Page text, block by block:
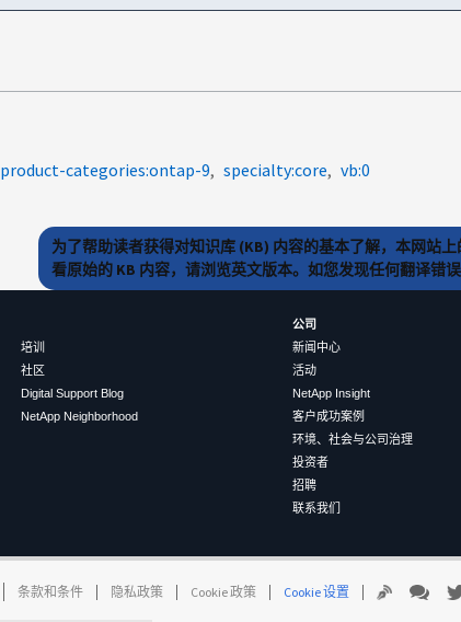
product-categories:ontap-9 specialty:core vb:0
为了帮助读者获得对知识库 (KB) 内容的基本了解，本网站
看原始的 KB 内容，请浏览英文版本。如您发现任何翻译错
培训
社区
Digital Support Blog
NetApp Neighborhood
公司
新闻中心
活动
NetApp Insight
客户成功案例
环境、社会与公司治理
投资者
招聘
联系我们
条款和条件 隐私政策 Cookie 政策 Cookie 设置